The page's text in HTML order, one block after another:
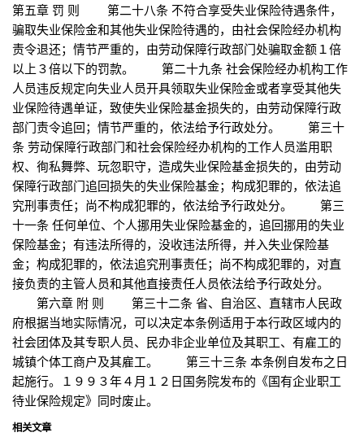
第五章 罚 则 第二十八条 不符合享受失业保险待遇条件，
骗取失业保险金和其他失业保险待遇的，由社会保险经办机构
责令退还；情节严重的，由劳动保障行政部门处骗取金额１倍
以上３倍以下的罚款。 第二十九条 社会保险经办机构工作
人员违反规定向失业人员开具领取失业保险金或者享受其他失
业保险待遇单证，致使失业保险基金损失的，由劳动保障行政
部门责令追回；情节严重的，依法给予行政处分。 第三十
条 劳动保障行政部门和社会保险经办机构的工作人员滥用职
权、徇私舞弊、玩忽职守，造成失业保险基金损失的，由劳动
保障行政部门追回损失的失业保险基金；构成犯罪的，依法追
究刑事责任；尚不构成犯罪的，依法给予行政处分。 第三
十一条 任何单位、个人挪用失业保险基金的，追回挪用的失业
保险基金；有违法所得的，没收违法所得，并入失业保险基
金；构成犯罪的，依法追究刑事责任；尚不构成犯罪的，对直
接负责的主管人员和其他直接责任人员依法给予行政处分。
第六章 附 则 第三十二条 省、自治区、直辖市人民政
府根据当地实际情况，可以决定本条例适用于本行政区域内的
社会团体及其专职人员、民办非企业单位及其职工、有雇工的
城镇个体工商户及其雇工。 第三十三条 本条例自发布之日
起施行。１９９３年４月１２日国务院发布的《国有企业职工
待业保险规定》同时废止。
相关文章